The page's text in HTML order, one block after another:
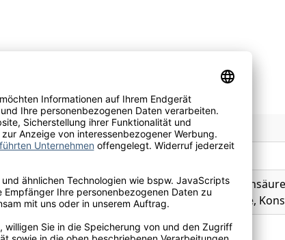
D-67158 Ellerstadt
Weinsäure, Stabilisator:
Konservierungsstoff: L-Ascorbinsäure,